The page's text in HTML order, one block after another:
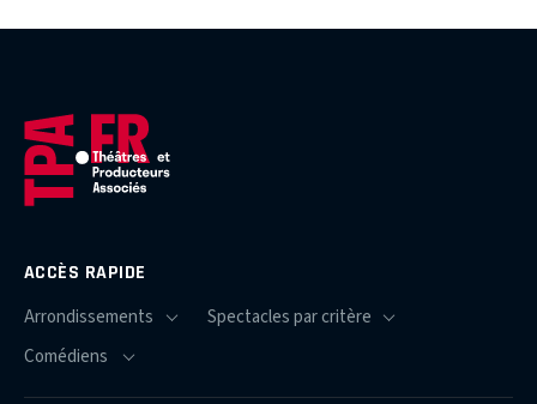
ACCÈS RAPIDE